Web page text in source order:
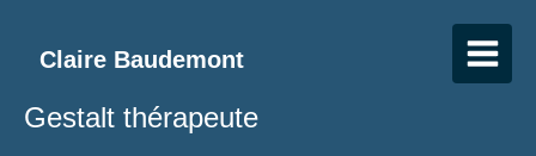
Claire Baudemont
Gestalt thérapeute